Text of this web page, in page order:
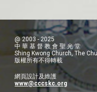
@ 2003 - 2025
中 華 基 督 教 會 聖 光 堂
Shing Kwong Church, The
版權所有不得轉載
網頁設計及維護
www@cccskc.org